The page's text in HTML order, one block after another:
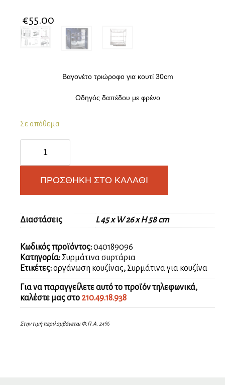
€55.00
Βαγονέτο τριώροφο για κουτί 30cm
Οδηγός δαπέδου με φρένο
Σε απόθεμα
τρίπατο
φρένο
ΠΡΟΣΘΉΚΗ ΣΤΟ ΚΑΛΆΘΙ
Διαστάσεις L 45 x W 26 x H 58 cm
Κωδικός προϊόντος:040189096
Κατηγορία: Συρμάτινα συρτάρια
Ετικέτες:οργάνωση κουζίνας, Συρμάτινα για κουζίνα
Για να παραγγείλετε αυτό το προϊόν τηλεφωνικά,
καλέστε μας στο 210.49.18.938
Στην τιμή περιλαμβάνεται Φ.Π.Α. 24%